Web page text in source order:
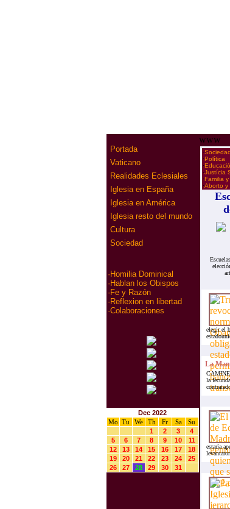
Portada
Vaticano
Realidades Eclesiales
Iglesia en España
Iglesia en América
Iglesia resto del mundo
Cultura
Sociedad
· Homilia Dominical
· Hablan los Obispos
· Fe y Razón
· Reflexion en libertad
·Colaboraciones
Dec 2022
Mo Tu We Th Fr Sa
Su
1
2 3
4
5
6 7 8 9 10
11
12
13 14 15 16 17
18
19
20 21 22 23 24
25
26
27 28 29 30 31
www
·Sociedad
·Política
·
·Justícia
·Familia
·Aborto y
elegir el
La
la
estaría